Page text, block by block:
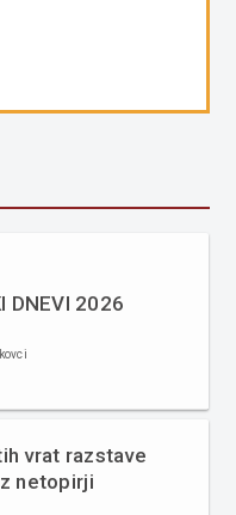
DNEVI 2026
vrat razstave
netopirji